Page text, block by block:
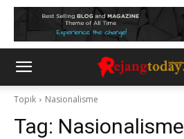
Topik Nasionalisme
Tag: Nasionalisme